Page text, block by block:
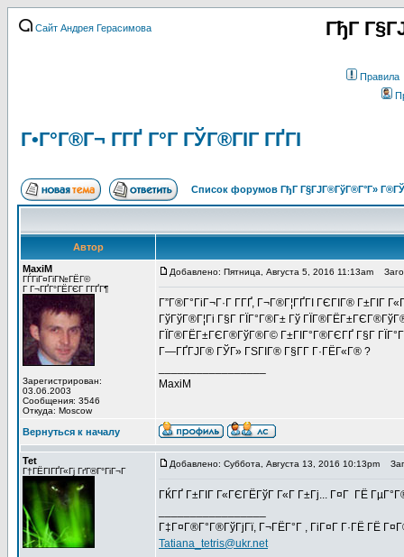
Сайт Андрея Герасимова ГђГ
Правила
Г•Г°Г®Г¬ Г­ГҐ Г°Г ГЎГ®ГІГ ГҐГІ
Список форумов ГђГ Г§ГЈГ®ГўГ®Г°Г»
Автор
MaxiM
ГЃГіГ¤ГіГ№ГЁГ©
Г Г¬ГҐГ°ГЁГЄГ Г­ГҐГ¶
Зарегистрирован:
03.06.2003
Сообщения: 3546
Откуда: Moscow
Добавлено: Пятница, Августа 5, 2016 11:13am
Г”Г®Г°ГіГ¬Г·Г Г­ГҐ, Г¬Г®Г¦ГҐГІ ГЄГІГ® Г±ГІГ
ГўГўГ®Г¦Гі Г§Г ГЇГ°Г®Г± Гў
ГЇГ®ГЁГ±ГЄГ®ГўГ®Г© Г±ГІГ°Г®ГЄГҐ Г§Г
Г—ГҐГЈГ® ГЎГ» ГЅГІГ® Г§Г­Г Г·ГЁГ«Г® ?
MaxiM
Вернуться к началу
Tet
Г†ГЁГІГҐГ«Гј ГґГ®Г°ГіГ¬Г
Добавлено: Суббота, Августа 13, 2016 10:13pm
ГЌГҐ Г±ГІГ Г«ГЄГЁГўГ Г«Г Г±Гј... Г¤Г ГЁ
Г‡Г¤Г®Г°Г®ГўГјГї, Г¬ГЁГ°Г , ГіГ¤Г Г·ГЁ ГЁ
Tatiana_tetris@ukr.net